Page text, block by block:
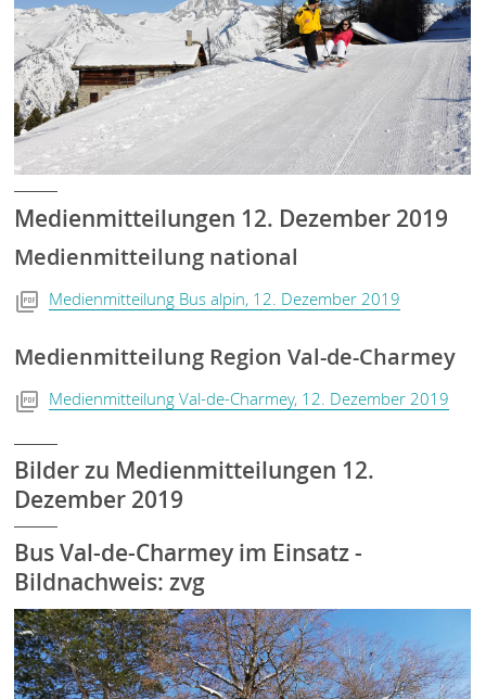
Medienmitteilungen 12. Dezember 2019
Medienmitteilung national
Medienmitteilung Bus alpin, 12. Dezember 2019
Medienmitteilung Region Val-de-Charmey
Medienmitteilung Val-de-Charmey, 12. Dezember 2019
Bilder zu Medienmitteilungen 12.
Dezember 2019
Bus Val-de-Charmey im Einsatz -
Bildnachweis: zvg